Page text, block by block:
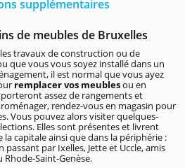
supplémentaires
de meubles de Bruxelles
travaux de construction ou de
que vous vous soyez installé dans un
il est normal que vous ayez
remplacer vos meublesou en
assez de rangements et
rendez-vous en magasin pour
Vous pouvez alors visiter quelques-
Elles sont présentes et livrent
capitale ainsi que dans la périphérie :
par Ixelles, Jette et Uccle, amis
Saint-Genèse.